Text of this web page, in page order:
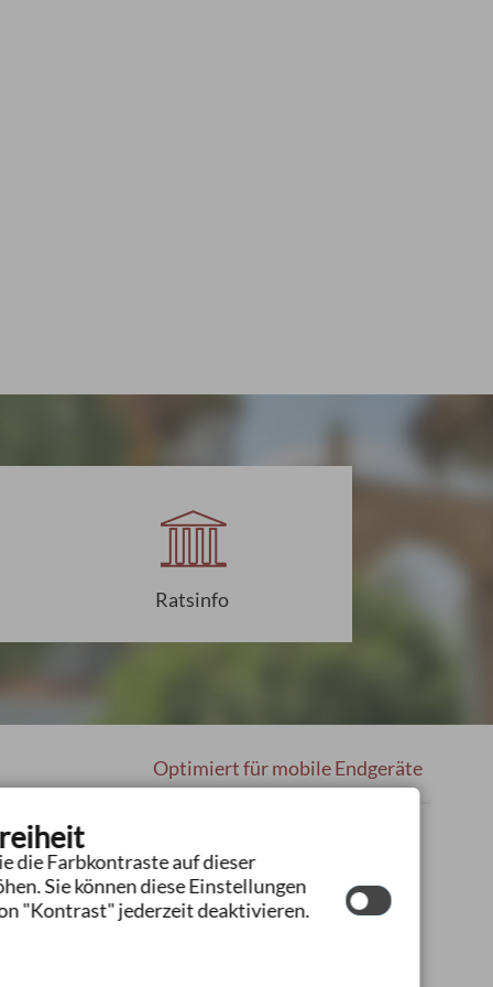
Ratsinfo
Optimiert für mobile Endgeräte
die Farbkontraste auf dieser
Sie können diese Einstellungen
"Kontrast" jederzeit deaktivieren.